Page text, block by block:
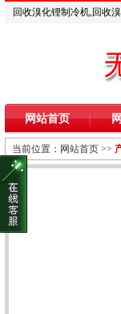
回收溴化锂制冷机,回收
网站首页
当前位置： 网站首页 >>